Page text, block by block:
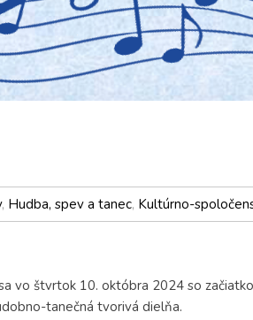
, Hudba, spev a tanec, Kultúrno-
vo štvrtok 10. októbra 2024 so
tanečná tvorivá dielňa.